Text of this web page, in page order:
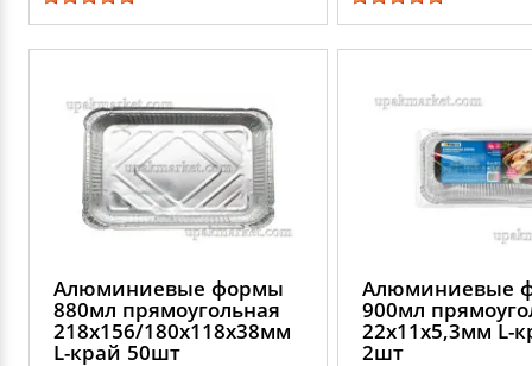
Алюминиевые формы
880мл прямоугольная
218х156/180х118х38мм
L-край 50шт
Алюминиевые
900мл
22х11х5,3мм L-
2шт